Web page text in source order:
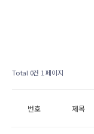
Total 0건 1 페이지
번호 제목